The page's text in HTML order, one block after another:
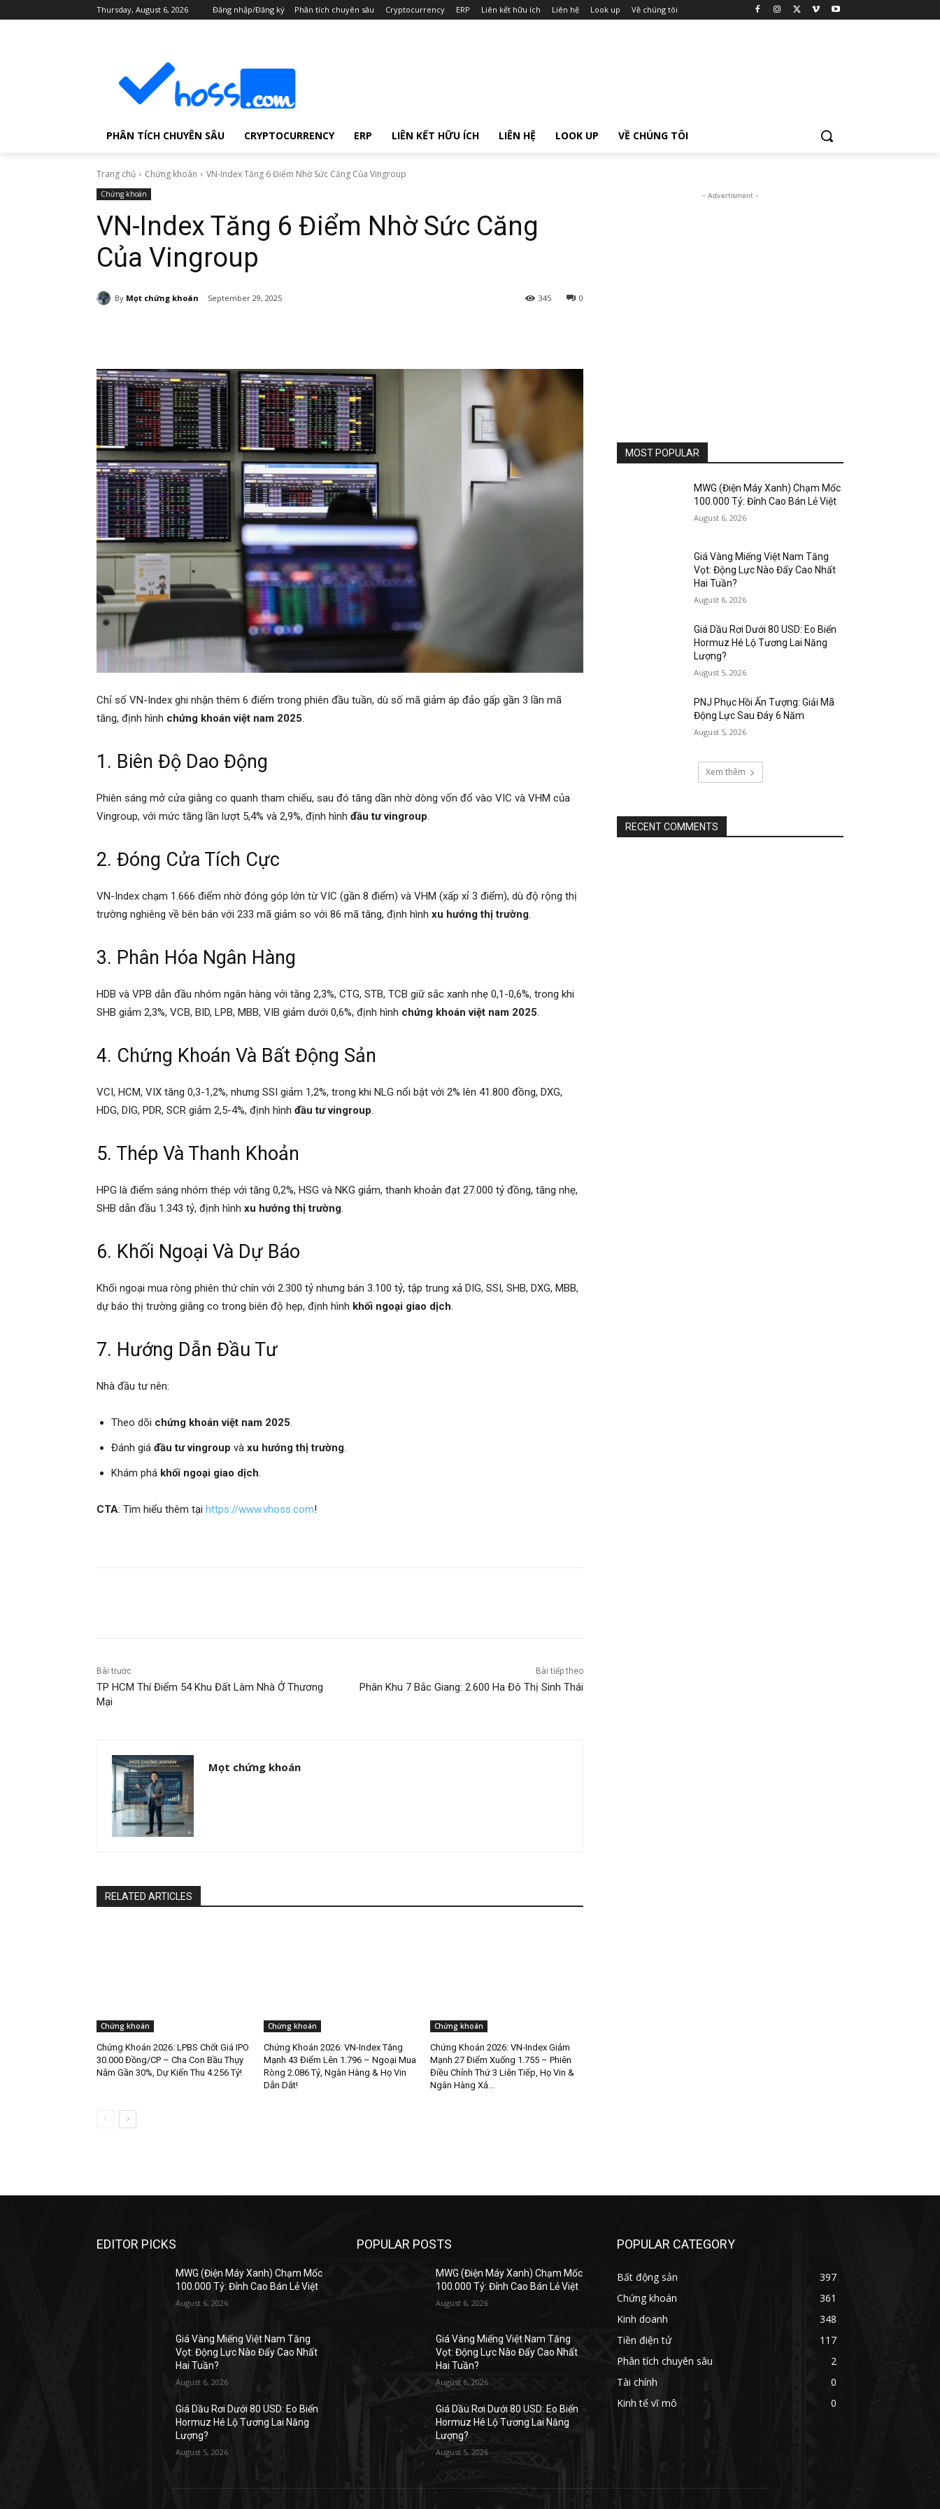
Thursday, August 6, 2026 Đăng nhập/Đăng ký Phân tích chuyên sâu Cryptocurrency ERP Liên kết hữu ích Liên hệ Look up Về chúng tôi
PHÂN TÍCH CHUYÊN SÂU CRYPTOCURRENCY ERP LIÊN KẾT HỮU ÍCH LIÊN HỆ LOOK UP VỀ CHÚNG TÔI
Trang chủ Chứng khoán VN-Index Tăng 6 Điểm Nhờ Sức Căng Của Vingroup
Chứng khoán
VN-Index Tăng 6 Điểm Nhờ Sức Căng
Của Vingroup
By Mọt chứng khoán September 29, 2025 0
345
Chỉ số VN-Index ghi nhận thêm 6 điểm trong phiên đầu tuần, dù số mã giảm áp đảo gấp gần 3 lần mã
tăng, định hình chứng khoán việt nam 2025.
1. Biên Độ Dao Động
Phiên sáng mở cửa giằng co quanh tham chiếu, sau đó tăng dần nhờ dòng vốn đổ vào VIC và VHM của
Vingroup, với mức tăng lần lượt 5,4% và 2,9%, định hình đầu tư vingroup.
2. Đóng Cửa Tích Cực
VN-Index chạm 1.666 điểm nhờ đóng góp lớn từ VIC (gần 8 điểm) và VHM (xấp xỉ 3 điểm), dù độ rộng thị
trường nghiêng về bên bán với 233 mã giảm so với 86 mã tăng, định hình xu hướng thị trường.
3. Phân Hóa Ngân Hàng
HDB và VPB dẫn đầu nhóm ngân hàng với tăng 2,3%, CTG, STB, TCB giữ sắc xanh nhẹ 0,1-0,6%, trong khi
SHB giảm 2,3%, VCB, BID, LPB, MBB, VIB giảm dưới 0,6%, định hình chứng khoán việt nam 2025.
4. Chứng Khoán Và Bất Động Sản
VCI, HCM, VIX tăng 0,3-1,2%, nhưng SSI giảm 1,2%, trong khi NLG nổi bật với 2% lên 41.800 đồng, DXG,
HDG, DIG, PDR, SCR giảm 2,5-4%, định hình đầu tư vingroup.
5. Thép Và Thanh Khoản
HPG là điểm sáng nhóm thép với tăng 0,2%, HSG và NKG giảm, thanh khoản đạt 27.000 tỷ đồng, tăng nhẹ,
SHB dẫn đầu 1.343 tỷ, định hình xu hướng thị trường.
6. Khối Ngoại Và Dự Báo
Khối ngoại mua ròng phiên thứ chín với 2.300 tỷ nhưng bán 3.100 tỷ, tập trung xả DIG, SSI, SHB, DXG, MBB,
dự báo thị trường giằng co trong biên độ hẹp, định hình khối ngoại giao dịch.
7. Hướng Dẫn Đầu Tư
Nhà đầu tư nên:
Theo dõi chứng khoán việt nam 2025.
Đánh giá đầu tư vingroup và xu hướng thị trường.
Khám phá khối ngoại giao dịch.
CTA: Tìm hiểu thêm tại https://www.vhoss.com!
Bài trước
TP HCM Thí Điểm 54 Khu Đất Làm Nhà Ở Thương
Mại
Bài tiếp theo
Phân Khu 7 Bắc Giang: 2.600 Ha Đô Thị Sinh Thái
Mọt chứng khoán
RELATED ARTICLES
Chứng khoán
Chứng Khoán 2026: LPBS Chốt Giá IPO
30.000 Đồng/CP – Cha Con Bầu Thụy
Nắm Gần 30%, Dự Kiến Thu 4.256 Tỷ!
Chứng khoán
Chứng Khoán 2026: VN-Index Tăng
Mạnh 43 Điểm Lên 1.796 – Ngoại Mua
Ròng 2.086 Tỷ, Ngân Hàng & Họ Vin
Dẫn Dắt!
Chứng khoán
Chứng Khoán 2026: VN-Index Giảm
Mạnh 27 Điểm Xuống 1.755 – Phiên
Điều Chỉnh Thứ 3 Liên Tiếp, Họ Vin &
Ngân Hàng Xả...
- Advertisment -
MOST POPULAR
MWG (Điện Máy Xanh) Chạm Mốc
100.000 Tỷ: Đỉnh Cao Bán Lẻ Việt
August 6, 2026
Giá Vàng Miếng Việt Nam Tăng
Vọt: Động Lực Nào Đẩy Cao Nhất
Hai Tuần?
August 6, 2026
Giá Dầu Rơi Dưới 80 USD: Eo Biển
Hormuz Hé Lộ Tương Lai Năng
Lượng?
August 5, 2026
PNJ Phục Hồi Ấn Tượng: Giải Mã
Động Lực Sau Đáy 6 Năm
August 5, 2026
Xem thêm
RECENT COMMENTS
EDITOR PICKS
MWG (Điện Máy Xanh) Chạm Mốc
100.000 Tỷ: Đỉnh Cao Bán Lẻ Việt
August 6, 2026
Giá Vàng Miếng Việt Nam Tăng
Vọt: Động Lực Nào Đẩy Cao Nhất
Hai Tuần?
August 6, 2026
Giá Dầu Rơi Dưới 80 USD: Eo Biển
Hormuz Hé Lộ Tương Lai Năng
Lượng?
August 5, 2026
POPULAR POSTS
MWG (Điện Máy Xanh) Chạm Mốc
100.000 Tỷ: Đỉnh Cao Bán Lẻ Việt
August 6, 2026
Giá Vàng Miếng Việt Nam Tăng
Vọt: Động Lực Nào Đẩy Cao Nhất
Hai Tuần?
August 6, 2026
Giá Dầu Rơi Dưới 80 USD: Eo Biển
Hormuz Hé Lộ Tương Lai Năng
Lượng?
August 5, 2026
POPULAR CATEGORY
Bất động sản
397
Chứng khoán
361
Kinh doanh
348
Tiền điện tử
117
Phân tích chuyên sâu
2
Tài chính
0
Kinh tế vĩ mô
0